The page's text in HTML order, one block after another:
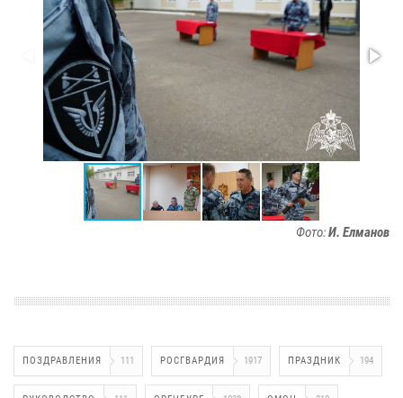
Фото:И. Елманов
ПОЗДРАВЛЕНИЯ 111 РОСГВАРДИЯ 1917 ПРАЗДНИК 194